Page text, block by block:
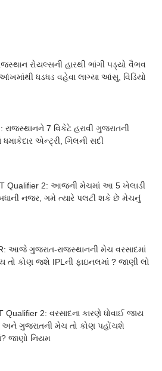
રોયલ્સની હારથી ભાંગી પડ્યો વૈભવ
ધડધડ વહેવા લાગ્યા આંસુ, વિડિયો
રાજસ્થાનને 7 વિકેટે હરાવી ગુજરાતની
એન્ટ્રી, ગિલની સદી
Qualifier 2: આજની મેચમાં આ 5 ખેલાડી
નજર, ગમે ત્યારે પલટી શકે છે મેચનું
આજે ગુજરાત-રાજસ્થાનની મેચ વરસાદમાં
તો કોણ જશે IPLની ફાઇનલમાં ? જાણી લો
Qualifier 2: વરસાદના કારણે ધોવાઈ જાય
અને ગુજરાતની મેચ તો કોણ પહોંચશે
જાણો નિયમ